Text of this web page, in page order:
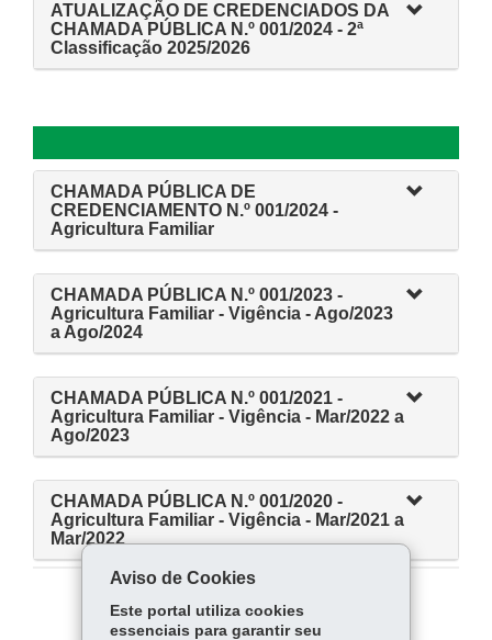
ATUALIZAÇÃO DE CREDENCIADOS DA
CHAMADA PÚBLICA N.º 001/2024 - 2ª
Classificação 2025/2026
CHAMADA PÚBLICA DE
CREDENCIAMENTO N.º 001/2024 -
Agricultura Familiar
CHAMADA PÚBLICA N.º 001/2023 -
Agricultura Familiar - Vigência - Ago/2023
a Ago/2024
CHAMADA PÚBLICA N.º 001/2021 -
Agricultura Familiar - Vigência - Mar/2022 a
Ago/2023
CHAMADA PÚBLICA N.º 001/2020 -
Agricultura Familiar - Vigência - Mar/2021 a
Mar/2022
COMPARTILHE:
Aviso de Cookies
Este portal utiliza cookies
essenciais para garantir seu